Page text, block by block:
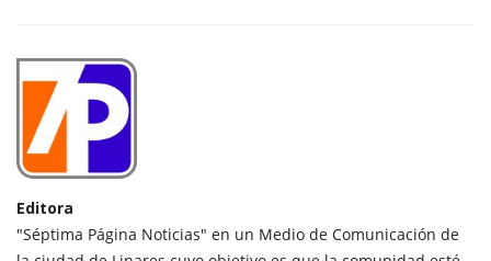
Editora
"Séptima Página Noticias" en un Medio de Comunicación de